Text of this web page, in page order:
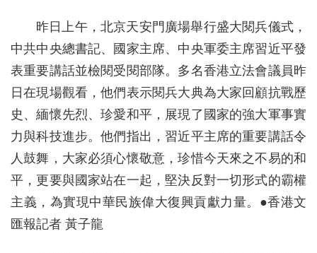
昨日上午，北京天安門廣場舉行盛大閱兵儀式，
中共中央總書記、國家主席、中央軍委主席習近平發
表重要講話並檢閱受閱部隊。多名香港立法會議員昨
日在現場觀看，他們表示閱兵大典為大家回顧抗戰歷
史、緬懷先烈、珍愛和平，展現了國家的強大軍事實
力與科技進步。他們指出，習近平主席的重要講話令
人鼓舞，大家必須心懷敬意，珍惜今天來之不易的和
平，更要與國家站在一起，堅決反對一切形式的霸權
主義，為實現中華民族偉大復興貢獻力量。●香港文
匯報記者 黃子龍